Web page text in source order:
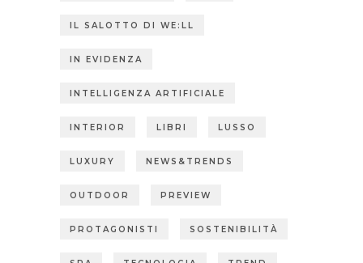
IL SALOTTO DI WE:LL
IN EVIDENZA
INTELLIGENZA ARTIFICIALE
INTERIOR LIBRI LUSSO
LUXURY NEWS&TRENDS
OUTDOOR PREVIEW
PROTAGONISTI SOSTENIBILITÀ